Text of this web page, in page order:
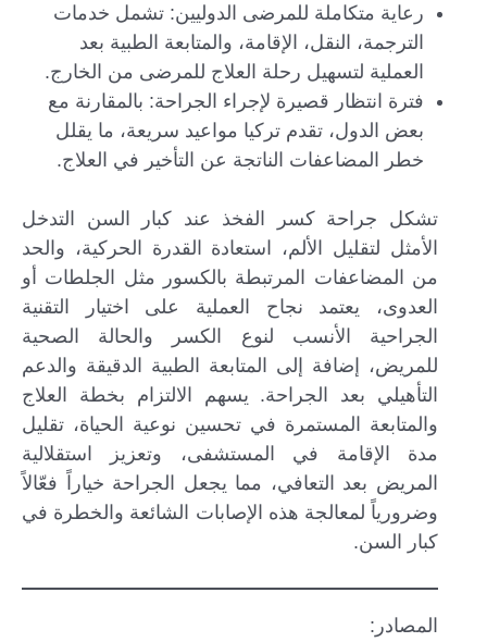
رعاية متكاملة للمرضى الدوليين: تشمل خدمات
الترجمة، النقل، الإقامة، والمتابعة الطبية بعد
العملية لتسهيل رحلة العلاج للمرضى من الخارج.
فترة انتظار قصيرة لإجراء الجراحة: بالمقارنة مع
بعض الدول، تقدم تركيا مواعيد سريعة، ما يقلل
خطر المضاعفات الناتجة عن التأخير في العلاج.
تشكل جراحة كسر الفخذ عند كبار السن التدخل
الأمثل لتقليل الألم، استعادة القدرة الحركية، والحد
من المضاعفات المرتبطة بالكسور مثل الجلطات أو
العدوى، يعتمد نجاح العملية على اختيار التقنية
الجراحية الأنسب لنوع الكسر والحالة الصحية
للمريض، إضافة إلى المتابعة الطبية الدقيقة والدعم
التأهيلي بعد الجراحة. يسهم الالتزام بخطة العلاج
والمتابعة المستمرة في تحسين نوعية الحياة، تقليل
مدة الإقامة في المستشفى، وتعزيز استقلالية
المريض بعد التعافي، مما يجعل الجراحة خياراً فعّالاً
وضرورياً لمعالجة هذه الإصابات الشائعة والخطرة في
كبار السن.
المصادر: